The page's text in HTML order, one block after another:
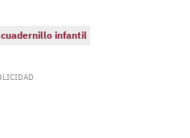
cuadernillo infantil